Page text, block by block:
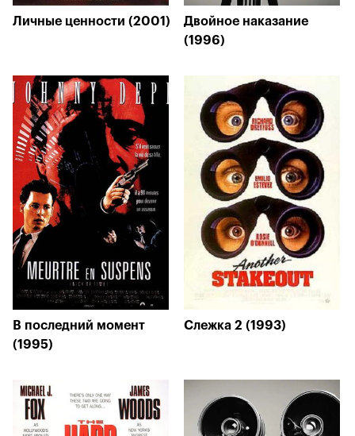
Личные ценности (2001)
Двойное наказание
(1996)
В последний момент
(1995)
Слежка 2 (1993)